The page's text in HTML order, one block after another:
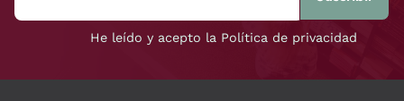
He leído y acepto la Política de privacidad